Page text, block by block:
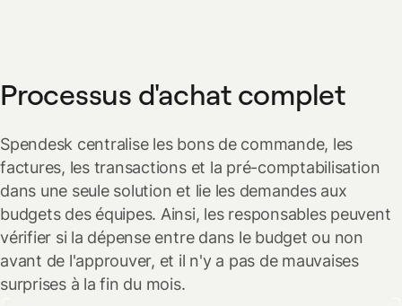
Processus d'achat complet
Spendesk centralise les bons de commande, les
factures, les transactions et la pré-comptabilisation
dans une seule solution et lie les demandes aux
budgets des équipes. Ainsi, les responsables peuvent
vérifier si la dépense entre dans le budget ou non
avant de l'approuver, et il n'y a pas de mauvaises
surprises à la fin du mois.